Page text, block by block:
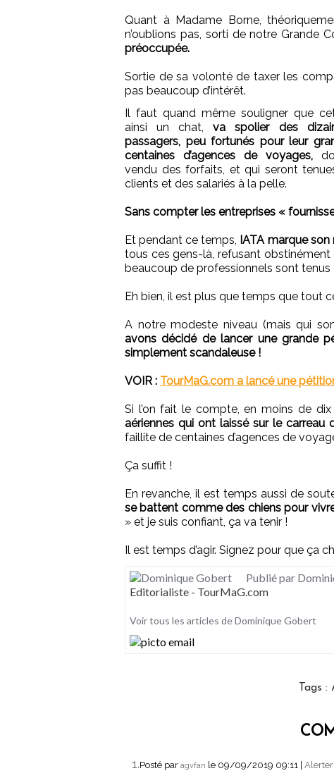
Quant à Madame Borne,
n’oublions pas, sorti de notre Grande
préoccupée.
Sortie de sa volonté de taxer les
pas beaucoup d’intérêt.
Il faut quand même souligner que
ainsi un chat,va spolier des
passagers, peu fortunés pour leur
centaines d’agences de voyages,
vendu des forfaits, et qui seront
clients et des salariés à la pelle.
Sans compter les entreprises «
Et pendant ce temps, IATA marque
tous ces gens-là, refusant
beaucoup de professionnels sont tenus
Eh bien, il est plus que temps que tout
A notre modeste niveau (mais qui
avons décidé de lancer une grande
simplement scandaleuse !
VOIR : TourMaG.com a lancé une
Si l’on fait le compte, en moins de dix
aériennes qui ont laissé sur le carreau
faillite de centaines d’agences de
Ça suffit !
En revanche, il est temps aussi de
se battent comme des chiens pour
» et je suis confiant, ça va tenir !
Il est temps d’agir. Signez pour que ça
Publié par
Editorialiste - TourMaG.com
Voir tous les articles de Dominique Gobert
Tags :
1.Posté par agvfan le 09/09/2019 09:11 Alerter